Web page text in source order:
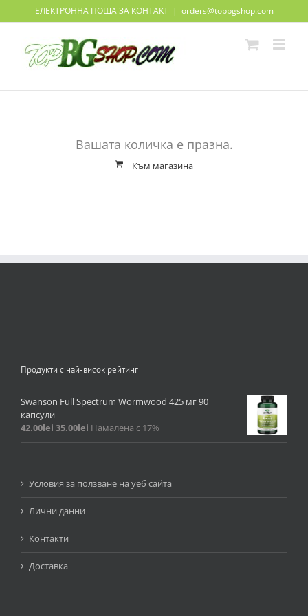
ЕЛЕКТРОННА ПОЩА ЗА КОНТАКТ | orders@topbgshop.com
Вашата количка е празна.
Към магазина
Продукти с най-висок рейтинг
Swanson Full Spectrum Wormwood 425 мг 90
капсули
42.00lei35.00lei Намалена с 17%
Условия за ползване на уеб сайта
Лични данни
Контакти
Доставка